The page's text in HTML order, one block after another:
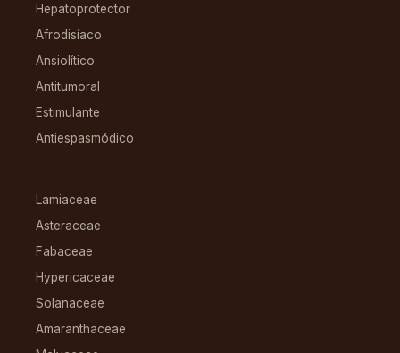
Hepatoprotector
Afrodisíaco
Ansiolítico
Antitumoral
Estimulante
Antiespasmódico
Lamiaceae
Asteraceae
Fabaceae
Hypericaceae
Solanaceae
Amaranthaceae